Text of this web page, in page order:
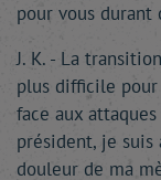
pour vous
J. K. - La
plus difficile
face aux
président, je
douleur de ma